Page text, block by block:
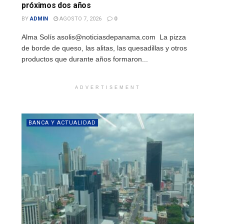
próximos dos años
BY ADMIN AGOSTO 7, 2026 0
Alma Solís asolis@noticiasdepanama.com La pizza
de borde de queso, las alitas, las quesadillas y otros
productos que durante años formaron...
ADVERTISEMENT
BANCA Y ACTUALIDAD